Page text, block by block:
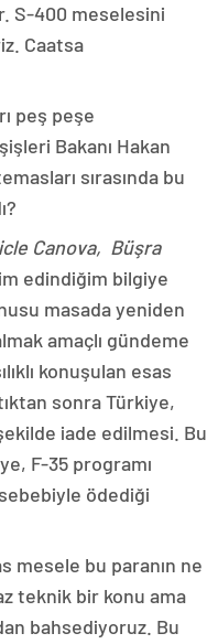
S-400 meselesini
Caatsa
peş peşe
Bakanı Hakan
sırasında bu
Canova, Büşra
edindiğim bilgiye
masada yeniden
amaçlı gündeme
konuşulan esas
sonra Türkiye,
iade edilmesi. Bu
F-35 programı
ödediği
mesele bu paranın ne
teknik bir konu ama
bahsediyoruz. Bu